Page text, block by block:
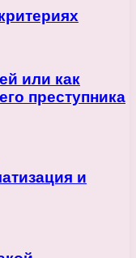
или как
преступника
и